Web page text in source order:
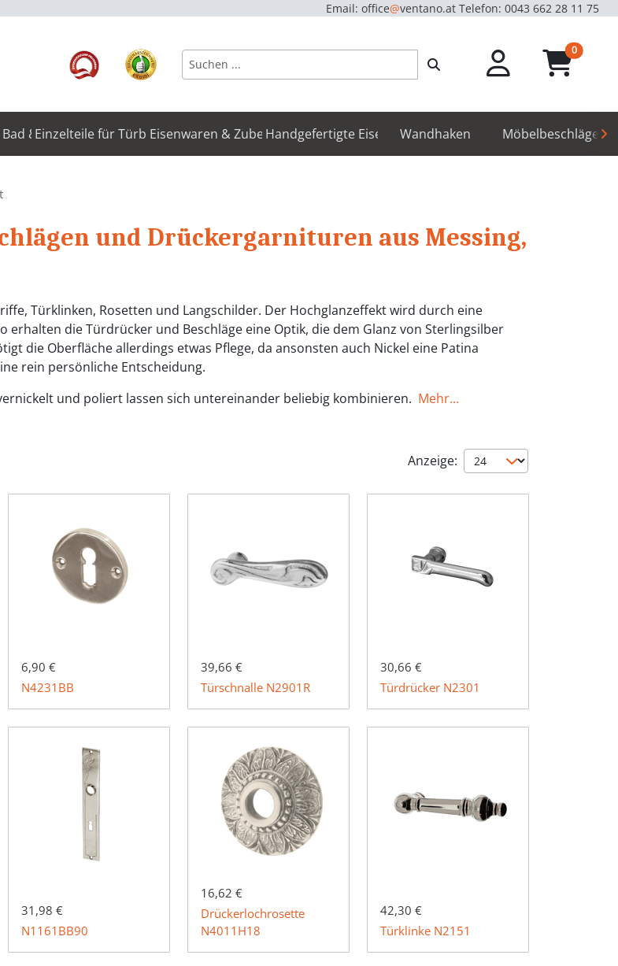
Email: office@ventano.at Telefon: 0043 662 28 11 75
0unread
& WC
Einzelteile für TürbeschlägeEisenwaren & ZubehörHandgefertigte Eisenbeschläge
Wandhaken Möbelbeschläge
und Drückergarnituren aus Messing,
Türklinken, Rosetten und Langschilder. Der Hochglanzeffekt wird durch eine
die Türdrücker und Beschläge eine Optik, die dem Glanz von Sterlingsilber
die Oberfläche allerdings etwas Pflege, da ansonsten auch Nickel eine Patina
rein persönliche Entscheidung.
und poliert lassen sich untereinander beliebig kombinieren. Mehr...
Anzeige:
6,90 €
N4231BB
39,66 €
Türschnalle N2901R
30,66 €
Türdrücker N2301
31,98 €
N1161BB90
16,62 €
Drückerlochrosette
N4011H18
42,30 €
Türklinke N2151